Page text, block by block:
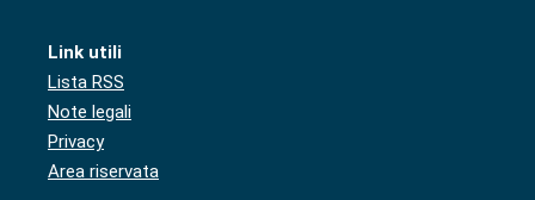
Link utili
Lista RSS
Note legali
Privacy
Area riservata